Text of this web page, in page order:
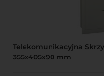
Telekomunikacyjna
355x405x90 mm